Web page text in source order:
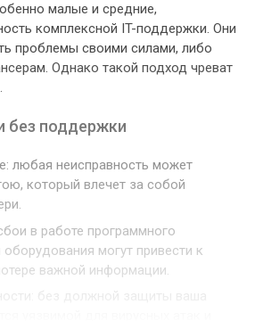
малые и средние,
комплексной IT-поддержки. Они
проблемы своими силами, либо
Однако такой подход чреват
без поддержки
любая неисправность может
который влечет за собой
в работе программного
могут привести к
важной информации.